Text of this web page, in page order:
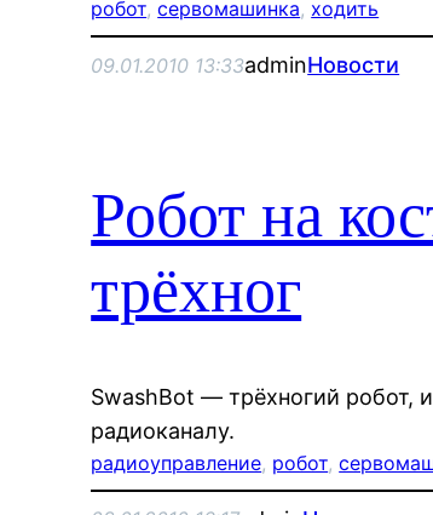
робот, сервомашинка, ходить
09.01.2010 13:33adminНовости
Робот на
трёхног
SwashBot — трёхногий робот,
радиоканалу.
радиоуправление, робот,